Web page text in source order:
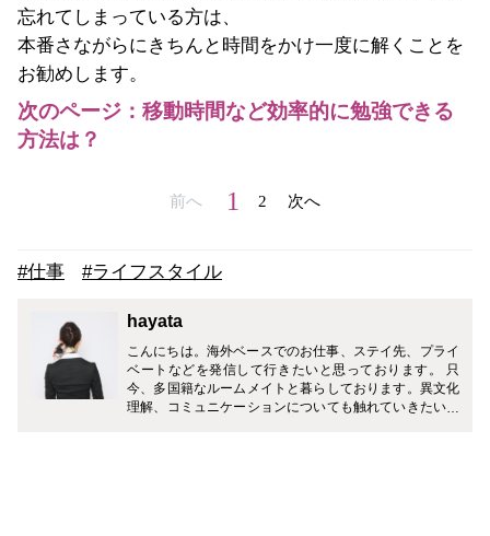
忘れてしまっている方は、
本番さながらにきちんと時間をかけ一度に解くことを
お勧めします。
次のページ：移動時間など効率的に勉強できる
方法は？
前へ 1 2 次へ
#仕事 #ライフスタイル
hayata
こんにちは。海外ベースでのお仕事、ステイ先、プライ
ベートなどを発信して行きたいと思っております。 只
今、多国籍なルームメイトと暮らしております。異文化
理解、コミュニケーションについても触れていきたいで